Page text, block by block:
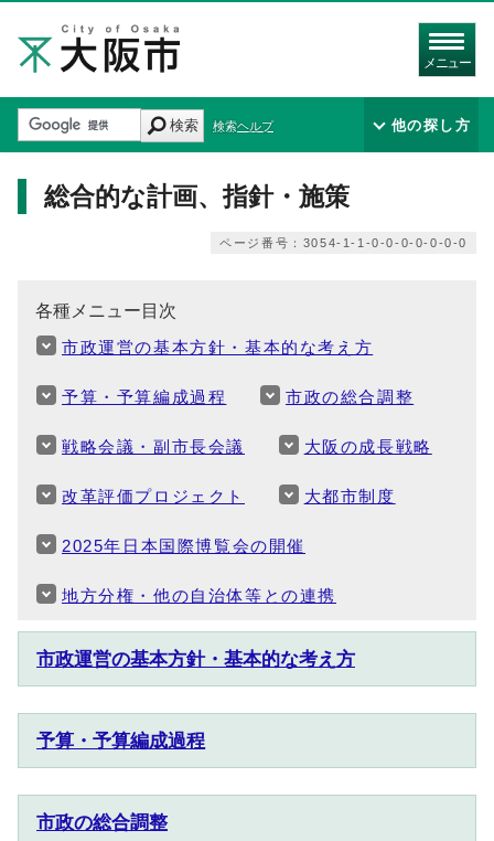
メニュー
検索 検索ヘルプ 他の探し方
総合的な計画、指針・施策
ページ番号：3054-1-1-0-0-0-0-0-0-0
各種メニュー目次
市政運営の基本方針・基本的な考え方
予算・予算編成過程 市政の総合調整
戦略会議・副市長会議 大阪の成長戦略
改革評価プロジェクト 大都市制度
2025年日本国際博覧会の開催
地方分権・他の自治体等との連携
市政運営の基本方針・基本的な考え方
予算・予算編成過程
市政の総合調整